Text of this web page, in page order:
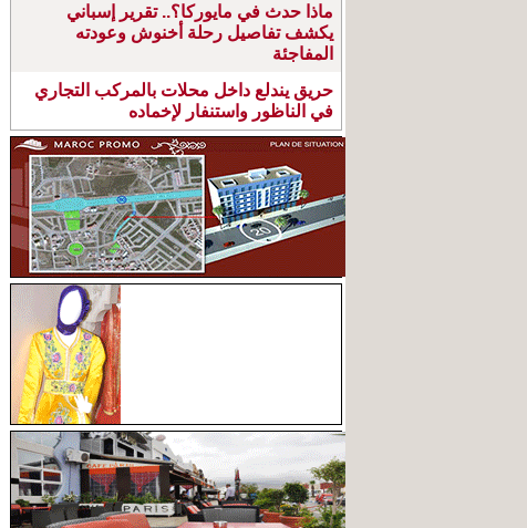
ماذا حدث في مايوركا؟.. تقرير إسباني
يكشف تفاصيل رحلة أخنوش وعودته
المفاجئة
حريق يندلع داخل محلات بالمركب التجاري
في الناظور واستنفار لإخماده